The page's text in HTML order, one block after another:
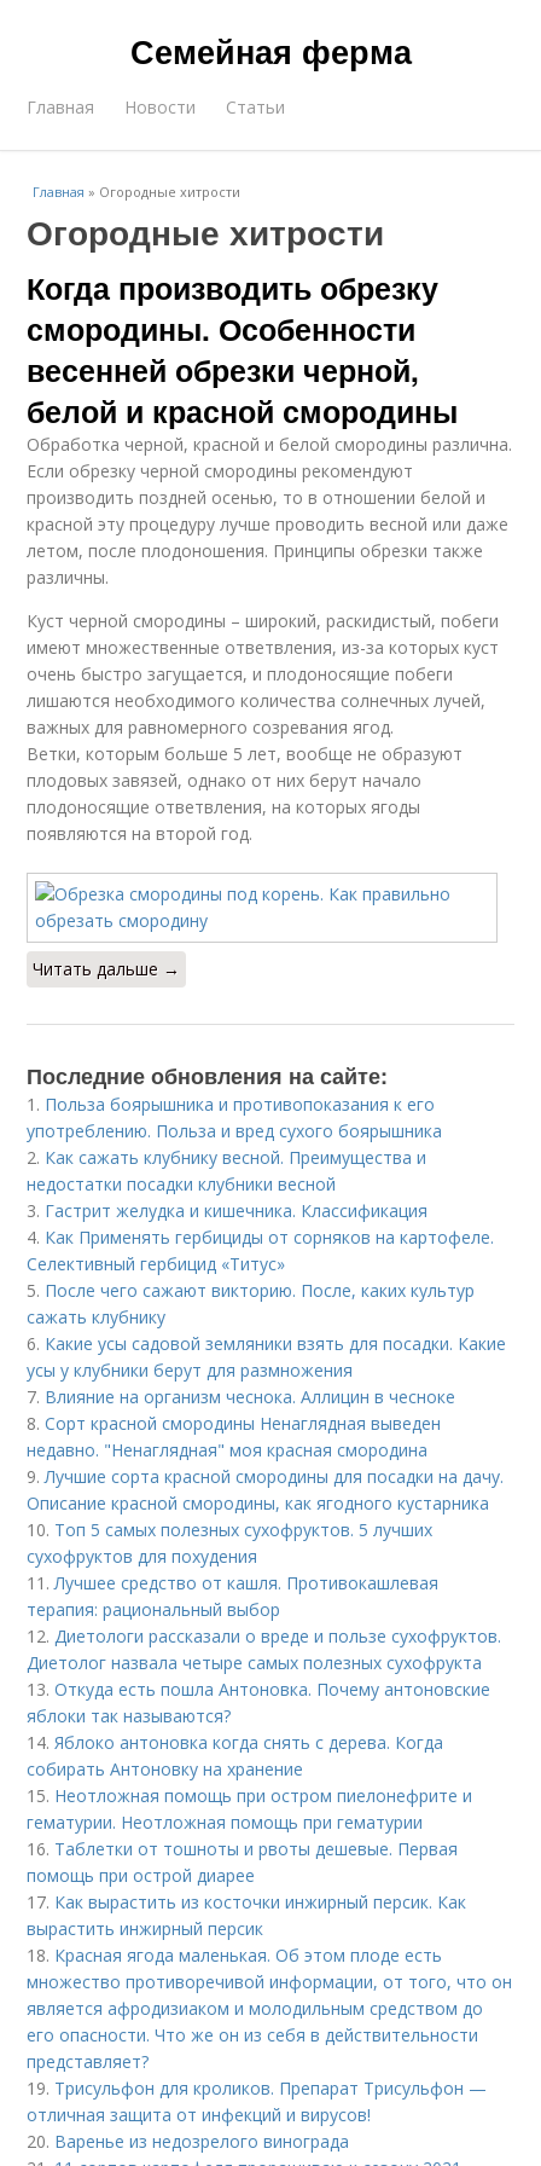
Семейная ферма
Главная Новости Статьи
Главная » Огородные хитрости
Огородные хитрости
Когда производить обрезку
смородины. Особенности
весенней обрезки черной,
белой и красной смородины
Обработка черной, красной и белой смородины различна.
Если обрезку черной смородины рекомендуют
производить поздней осенью, то в отношении белой и
красной эту процедуру лучше проводить весной или даже
летом, после плодоношения. Принципы обрезки также
различны.
Куст черной смородины – широкий, раскидистый, побеги
имеют множественные ответвления, из-за которых куст
очень быстро загущается, и плодоносящие побеги
лишаются необходимого количества солнечных лучей,
важных для равномерного созревания ягод.
Ветки, которым больше 5 лет, вообще не образуют
плодовых завязей, однако от них берут начало
плодоносящие ответвления, на которых ягоды
появляются на второй год.
Читать дальше →
Последние обновления на сайте:
1. Польза боярышника и противопоказания к его
употреблению. Польза и вред сухого боярышника
2. Как сажать клубнику весной. Преимущества и
недостатки посадки клубники весной
3. Гастрит желудка и кишечника. Классификация
4. Как Применять гербициды от сорняков на картофеле.
Селективный гербицид «Титус»
5. После чего сажают викторию. После, каких культур
сажать клубнику
6. Какие усы садовой земляники взять для посадки. Какие
усы у клубники берут для размножения
7. Влияние на организм чеснока. Аллицин в чесноке
8.Сорт красной смородины Ненаглядная выведен
недавно. "Ненаглядная" моя красная смородина
9.Лучшие сорта красной смородины для посадки на дачу.
Описание красной смородины, как ягодного кустарника
10. Топ 5 самых полезных сухофруктов. 5 лучших
сухофруктов для похудения
11.Лучшее средство от кашля. Противокашлевая
терапия: рациональный выбор
12.Диетологи рассказали о вреде и пользе сухофруктов.
Диетолог назвала четыре самых полезных сухофрукта
13.Откуда есть пошла Антоновка. Почему антоновские
яблоки так называются?
14.Яблоко антоновка когда снять с дерева. Когда
собирать Антоновку на хранение
15. Неотложная помощь при остром пиелонефрите и
гематурии. Неотложная помощь при гематурии
16. Таблетки от тошноты и рвоты дешевые. Первая
помощь при острой диарее
17. Как вырастить из косточки инжирный персик. Как
вырастить инжирный персик
18. Красная ягода маленькая. Об этом плоде есть
множество противоречивой информации, от того, что он
является афродизиаком и молодильным средством до
его опасности. Что же он из себя в действительности
представляет?
19. Трисульфон для кроликов. Препарат Трисульфон —
отличная защита от инфекций и вирусов!
20. Варенье из недозрелого винограда